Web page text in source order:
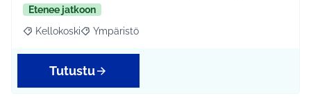
Etenee jatkoon
Rajaa tulokset aihepiirin mukaan: Kellokoski
Kellokoski Rajaa tulokset teeman mukaan: Ympäristö
Ympäristö
Tutustu